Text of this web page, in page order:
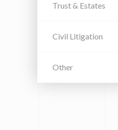
Trust & Estates
Civil Litigation
Other